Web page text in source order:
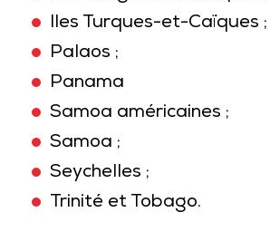
Iles Turques-et-Caïques ;
Palaos ;
Panama
Samoa américaines ;
Samoa ;
Seychelles ;
Trinité et Tobago.